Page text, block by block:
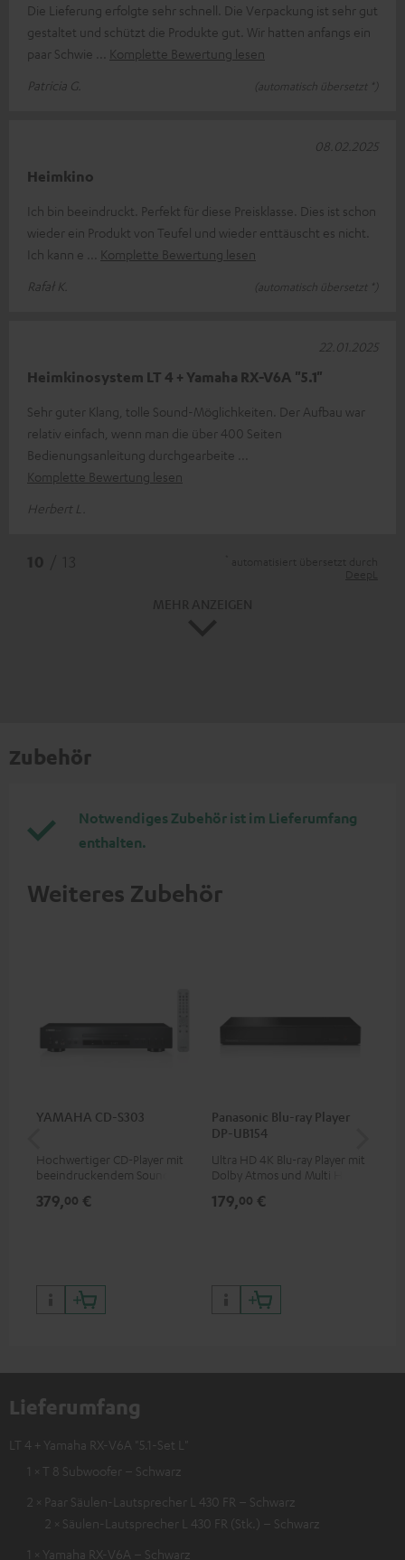
Die Lieferung erfolgte sehr schnell. Die Verpackung ist sehr gut
gestaltet und schützt die Produkte gut. Wir hatten anfangs ein
paar Schwie
Komplette Bewertung lesen
Patricia G.
(automatisch übersetzt *)
Heimkino
Ich bin beeindruckt. Perfekt für diese Preisklasse. Dies ist schon
wieder ein Produkt von Teufel und wieder enttäuscht es nicht.
Ich kann e
Komplette Bewertung lesen
Rafał K.
(automatisch übersetzt *)
08.02.2025
Heimkinosystem LT 4 + Yamaha RX-V6A "5.1"
Sehr guter Klang, tolle Sound-Möglichkeiten. Der Aufbau war
relativ einfach, wenn man die über 400 Seiten
Bedienungsanleitung durchgearbeite
Komplette Bewertung lesen
Herbert L.
22.01.2025
Zubehör
Notwendiges Zubehör ist im Lieferumfang
enthalten.
Weiteres Zubehör
YAMAHA CD-S303
Hochwertiger CD-Player mit
beeindruckendem Sound und
379,00 €
Panasonic Blu-ray Player
DP-UB154
Ultra HD 4K Blu-ray Player mit
Dolby Atmos und Multi HDR-
HDR10+ für eine überragende
179,00 €
Lieferumfang
LT 4 + Yamaha RX-V6A "5.1-Set L"
1 × T 8 Subwoofer – Schwarz
2 × Paar Säulen-Lautsprecher L 430 FR – Schwarz
2 × Säulen-Lautsprecher L 430 FR (Stk.) – Schwarz
1 × Yamaha RX-V6A – Schwarz